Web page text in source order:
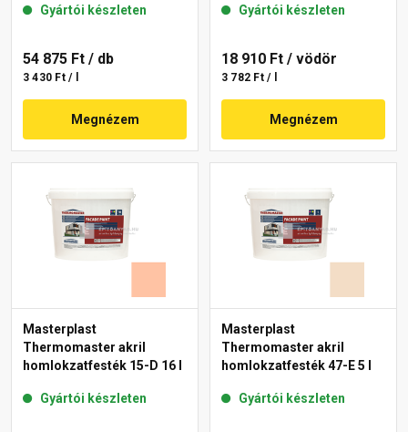
Gyártói készleten
54 875 Ft / db
3 430 Ft / l
Megnézem
Gyártói készleten
18 910 Ft / vödör
3 782 Ft / l
Megnézem
Masterplast
Thermomaster akril
homlokzatfesték 15-D 16 l
Gyártói készleten
Masterplast
Thermomaster akril
homlokzatfesték 47-E 5 l
Gyártói készleten